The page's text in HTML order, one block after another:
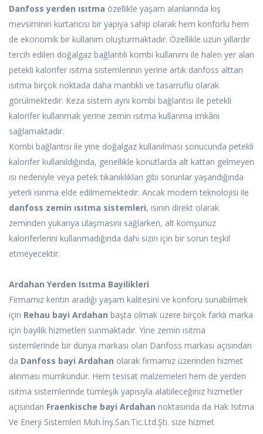
Danfoss yerden ısıtma özellikle yaşam alanlarında kış
mevsiminin kurtarıcısı bir yapıya sahip olarak hem konforlu hem
de ekonomik bir kullanım oluşturmaktadır. Özellikle uzun yıllardır
tercih edilen doğalgaz bağlantılı kombi kullanımı ile halen yer alan
petekli kalorifer ısıtma sistemlerinin yerine artık danfoss alttan
ısıtma birçok noktada daha mantıklı ve tasarruflu olarak
görülmektedir. Keza sistem aynı kombi bağlantısı ile petekli
kalorifer kullanmak yerine zemin ısıtma kullanma imkânı
sağlamaktadır.
Kombi bağlantısı ile yine doğalgaz kullanılması sonucunda petekli
kalorifer kullanıldığında, genellikle konutlarda alt kattan gelmeyen
ısı nedeniyle veya petek tıkanıklıkları gibi sorunlar yaşandığında
yeterli ısınma elde edilmemektedir. Ancak modern teknolojisi ile
danfoss zemin ısıtma sistemleri, ısının direkt olarak
zeminden yukarıya ulaşmasını sağlarken, alt komşunuz
kaloriferlerini kullanmadığında dahi sizin için bir sorun teşkil
etmeyecektir.
Ardahan Yerden Isıtma Bayilikleri
Firmamız kentin aradığı yaşam kalitesini ve konforu sunabilmek
için Rehau bayi Ardahan başta olmak üzere birçok farklı marka
için bayilik hizmetleri sunmaktadır. Yine zemin ısıtma
sistemlerinde bir dünya markası olan Danfoss markası açısından
da Danfoss bayi Ardahan olarak firmamız üzerinden hizmet
alınması mümkündür. Hem tesisat malzemeleri hem de yerden
ısıtma sistemlerinde tümleşik yapısıyla alabileceğiniz hizmetler
açısından Fraenkische bayi Ardahan noktasında da Hak Isıtma
Ve Enerji Sistemleri Müh.İnş.San.Tic.Ltd.Şti. size hizmet